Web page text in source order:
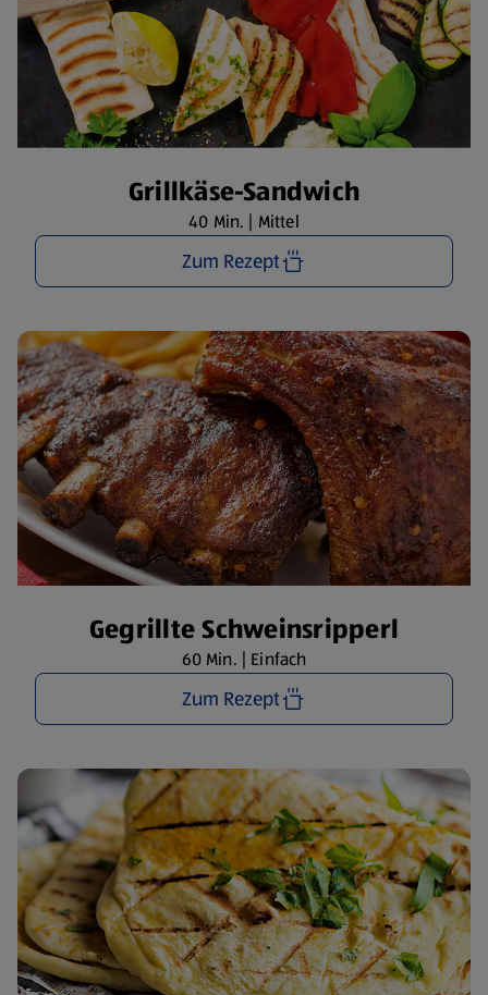
Grillkäse-Sandwich
40 Min. | Mittel
Zum Rezept
Gegrillte Schweinsripperl
60 Min. | Einfach
Zum Rezept